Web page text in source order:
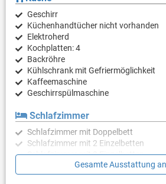
Geschirr
Küchenhandtücher nicht vorhanden
Elektroherd
Kochplatten: 4
Backröhre
Kühlschrank mit Gefriermöglichkeit
Kaffeemaschine
Geschirrspülmaschine
Schlafzimmer
Schlafzimmer mit Doppelbett
Schlafzimmer mit 2 Einzelbetten
Schlafzimmer mit 2 Einzelbetten
Badezimmer
Gesamte Ausstattung